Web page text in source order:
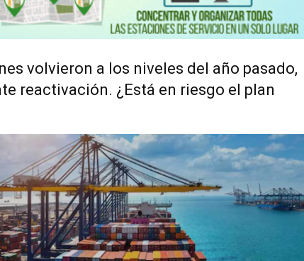
volvieron a los niveles del año pasado,
reactivación. ¿Está en riesgo el plan